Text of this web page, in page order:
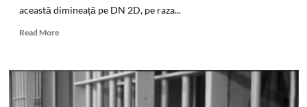
outdoor
această dimineață pe DN 2D, pe raza...
Read MoreRead
Impact
violent